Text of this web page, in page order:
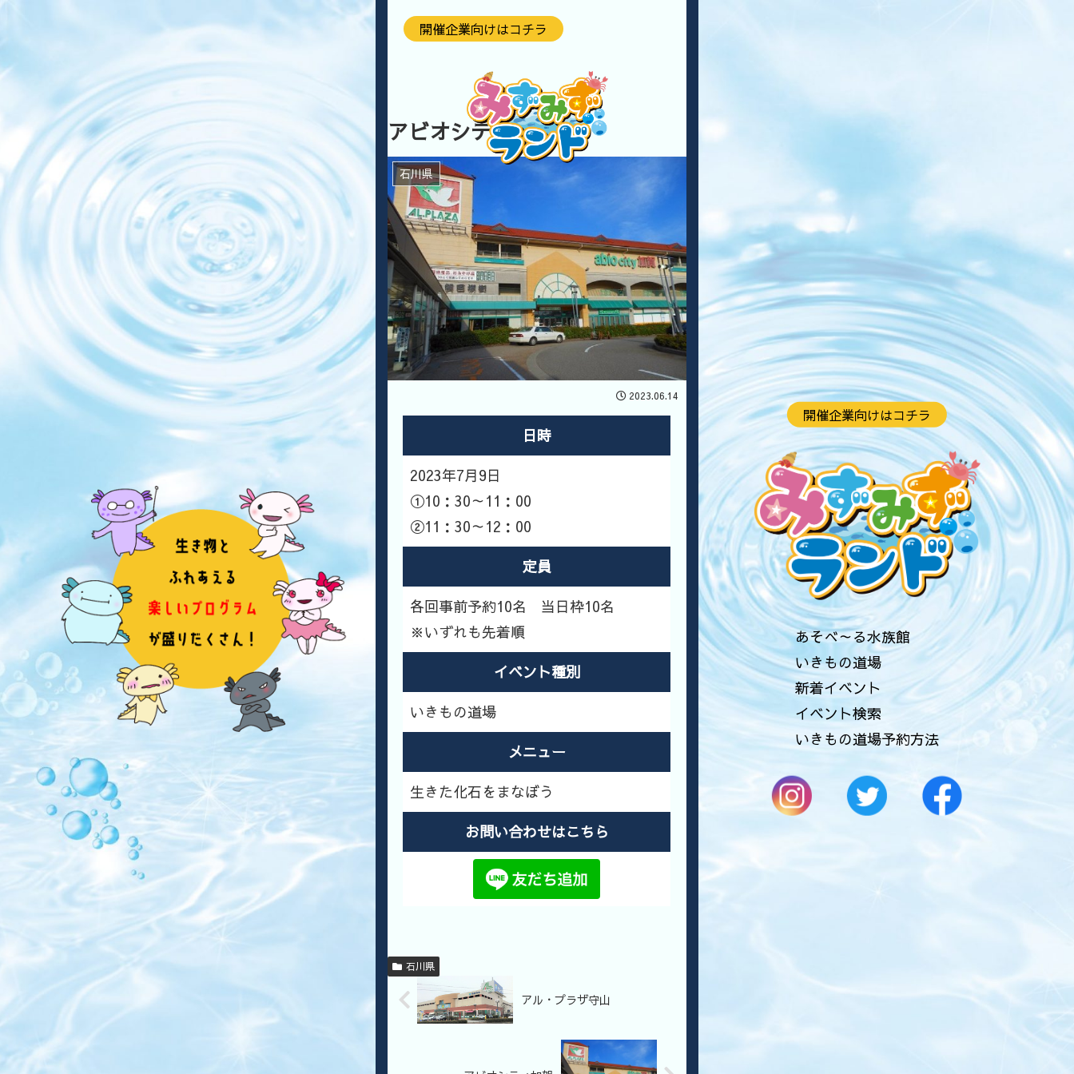
開催企業向けはコチラ
あそべ～る水族館
いきもの道場
新着イベント
イベント検索
いきもの道場予約方法
開催企業向けはコチラ
アビオシティ加賀
石川県
2023.06.14
日時
2023年7月9日
①10：30～11：00
②11：30～12：00
定員
各回事前予約10名 当日枠10名
※いずれも先着順
イベント種別
いきもの道場
メニュー
生きた化石をまなぼう
お問い合わせはこちら
石川県
アル・プラザ守山